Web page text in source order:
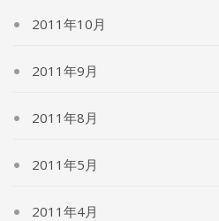
2011年10月
2011年9月
2011年8月
2011年5月
2011年4月